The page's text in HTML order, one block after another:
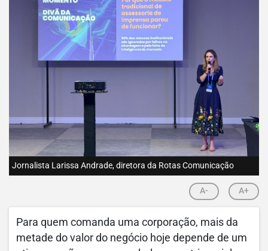
Jornalista Larissa Andrade, diretora da Rotas Comunicação
A- A+
Para quem comanda uma corporação, mais da
metade do valor do negócio hoje depende de um